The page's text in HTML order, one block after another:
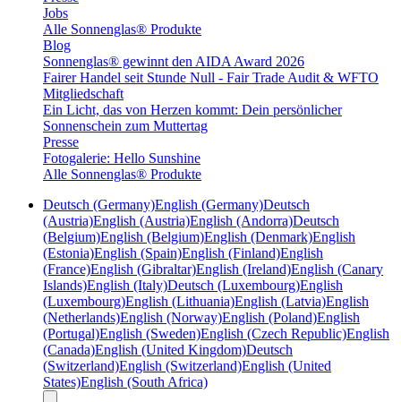
Jobs
Alle Sonnenglas® Produkte
Blog
Sonnenglas® gewinnt den AIDA Award 2026
Fairer Handel seit Stunde Null - Fair Trade Audit & WFTO
Mitgliedschaft
Ein Licht, das von Herzen kommt: Dein persönlicher
Sonnenschein zum Muttertag
Presse
Fotogalerie: Hello Sunshine
Alle Sonnenglas® Produkte
Deutsch (Germany)English (Germany)Deutsch
(Austria)English (Austria)English (Andorra)Deutsch
(Belgium)English (Belgium)English (Denmark)English
(Estonia)English (Spain)English (Finland)English
(France)English (Gibraltar)English (Ireland)English (Canary
Islands)English (Italy)Deutsch (Luxembourg)English
(Luxembourg)English (Lithuania)English (Latvia)English
(Netherlands)English (Norway)English (Poland)English
(Portugal)English (Sweden)English (Czech Republic)English
(Canada)English (United Kingdom)Deutsch
(Switzerland)English (Switzerland)English (United
States)English (South Africa)